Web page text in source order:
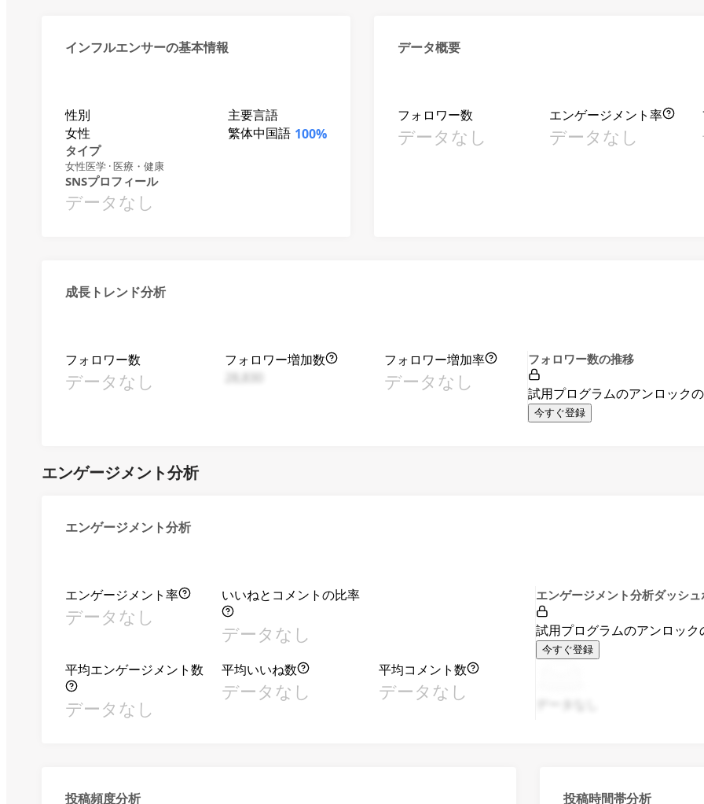
インフルエンサーの基本情報
性別
女性
主要言語
繁体中国語 100%
タイプ
女性医学 · 医療・健康
SNSプロフィール
データなし
データ概要
フォロワー数
データなし
エンゲージメント率
データなし
成長トレンド分析
フォロワー数
データなし
フォロワー増加数
フォロワー増加率
データなし
フォロワー数の推移
試用プログラムのアンロックの
今すぐ登録
エンゲージメント分析
エンゲージメント分析
エンゲージメント率
データなし
いいねとコメントの比率
データなし
平均エンゲージメント数
データなし
平均いいね数
データなし
平均コメント数
データなし
エンゲージメント分析ダッシュ
試用プログラムのアンロック
今すぐ登録
投稿頻度分析 投稿時間帯分析